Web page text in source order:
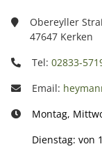
Obereyller
47647 Kerken
Tel: 02833-
Email:
Montag,
Dienstag: von